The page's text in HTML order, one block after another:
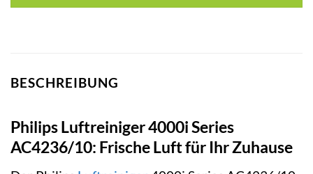
BESCHREIBUNG
Philips Luftreiniger 4000i Series
AC4236/10: Frische Luft für Ihr Zuhause